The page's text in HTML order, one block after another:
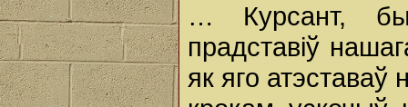
… Курсант,
прадставіў
як яго